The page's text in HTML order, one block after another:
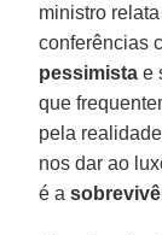
ministro
conferências
pessimista e
que
pela
nos dar ao
é a